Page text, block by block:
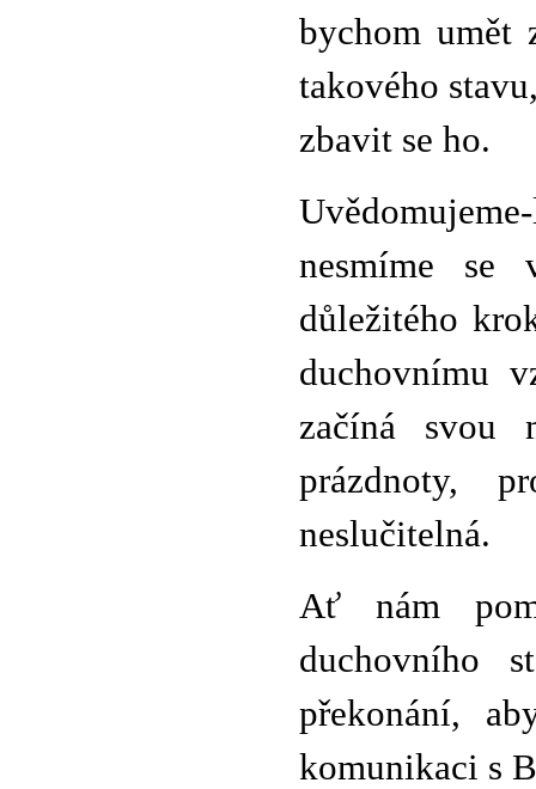
bychom umět
takového
zbavit se ho.
nesmíme se
důležitého
duchovnímu
začíná svou
prázdnoty,
neslučitelná.
Ať nám
duchovního
překonání,
komunikaci s